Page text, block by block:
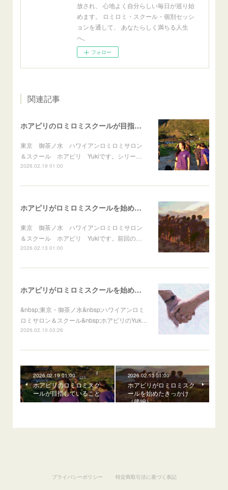
放され、 心地よく自分らしい毎日が巡り始
めます。 ロミロミ・スクール・個別セッシ
ョンを通して、 あなたらしく満ちる人生
へ。
フォロー
関連記事
ホアピリのロミロミスクールが目指していること
東京 御茶ノ水 ハワイアンロミロミサロン
＆スクール ホアピリ Yukiです。シリー…
2026.02.19 01:00
ホアピリがロミロミスクールを始めたきっかけ（後編）
東京 御茶ノ水 ハワイアンロミロミサロン
＆スクール ホアピリ Yukiです。前回の…
2026.02.13 01:00
ホアピリがロミロミスクールを始めたきっかけ（前編）
&nbsp;東京・御茶ノ水&nbsp;ハワイアンロミ
ロミサロン＆スクール&nbsp;ホアピリのYuk…
2026.02.10 03:26
2026.02.19 01:00
ホアピリのロミロミスク
ールが目指していること
2026.02.13 01:00
ホアピリがロミロミスク
ールを始めたきっかけ
（後編）
プライバシーポリシー 特定商取引法に基づく表記